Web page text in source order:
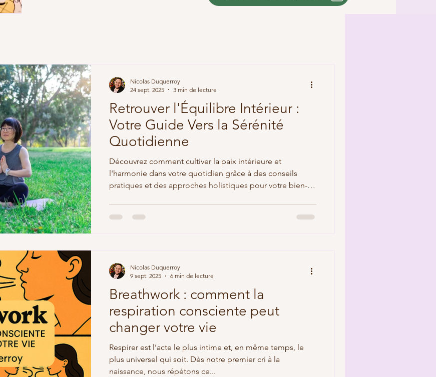
Retrouver l'Équilibre Intérieur :
Votre Guide Vers la Sérénité
Quotidienne
Découvrez comment cultiver la paix intérieure et
l'harmonie dans votre quotidien grâce à des conseils
pratiques et des approches holistiques pour votre bien-
Nicolas Duquerroy
24 sept. 2025
3 min de lecture
Breathwork : comment la
respiration consciente peut
changer votre vie
Respirer est l’acte le plus intime et, en même temps, le
plus universel qui soit. Dès notre premier cri à la
naissance, nous répétons ce...
Nicolas Duquerroy
9 sept. 2025
6 min de lecture